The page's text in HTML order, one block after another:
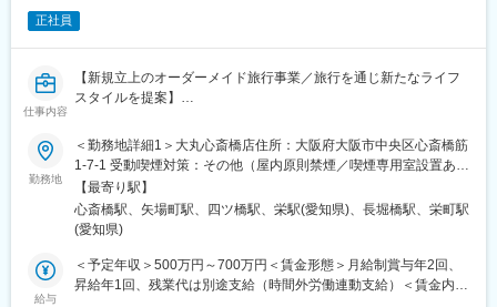
応
◎航空券や宿泊、観光などの手配、手続き
■魅力
～お客様に寄り添った提案！お客様との距離が近く旅行前後の継
続的な関係構築が可能◎～
◇当社の旅行事業では、百貨店をご利用いただくお客様を中心に
た商品を販売するだけではなく、お客様のご希望やライフスタイ
ルや価値観に深く寄り添い、唯一無二で高付加価値なプランをご
正社員
仕事内容
【新規立上のオーダーメイド旅行事業／旅行を通じ新たなライフ
スタイルを提案】
■業務概要（外商×旅行）
当社の旅行事業「モノ」ではなく「体験」を大切に下記ミッショ
ンを掲げています
◎顧客の生活全体に伴走する
◎年間・生涯単位でのLTV（顧客生涯価値）を最大化する
⇒美術・工芸・食・建築等、百貨店が持つ無形資産（目利き力）
を活用し、「くらしの『あたらしい幸せ』を発明する。」を旅行
で創出します。
勤務地
＜勤務地詳細1＞大丸心斎橋店住所：大阪府大阪市中央区心斎橋筋
1-7-1 受動喫煙対策：その他（屋内原則禁煙／喫煙専用室設置あ
り）＜勤務地詳細2＞松坂屋名古屋店住所：愛知県名古屋市中区栄
3-16-1 勤務地最寄駅：地下鉄名城線／矢場町駅受動喫煙対策：
屋内全面禁煙変更の範囲：会社の定める事業所
【最寄り駅】
心斎橋駅、矢場町駅、四ツ橋駅、栄駅(愛知県)、長堀橋駅、栄町駅
(愛知県)
給与
＜予定年収＞500万円～700万円＜賃金形態＞月給制賞与年2回、
昇給年1回、残業代は別途支給（時間外労働連動支給）＜賃金内訳